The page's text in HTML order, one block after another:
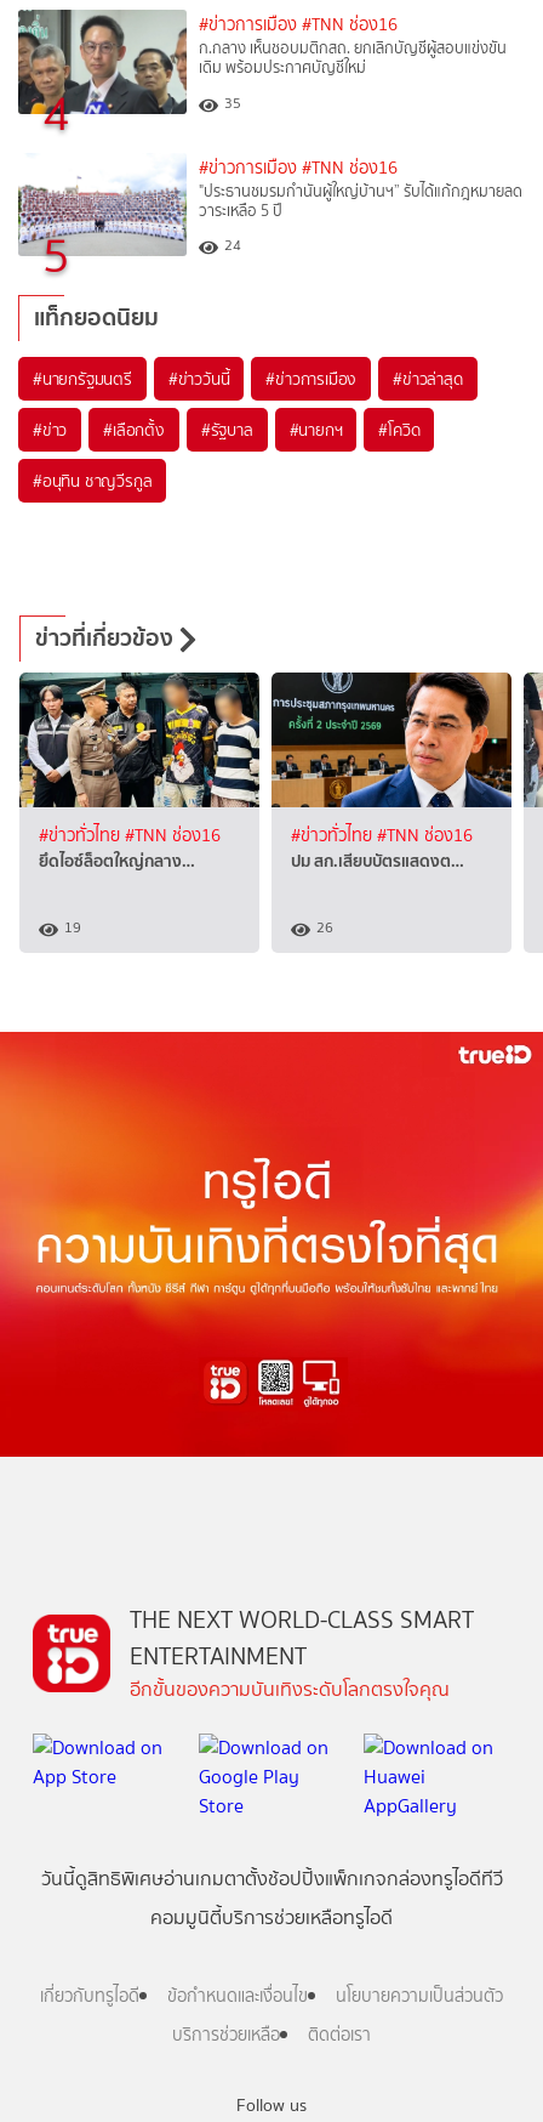
4
#ข่าวการเมือง #TNN ช่อง16
ก.กลาง เห็นชอบมติกสถ. ยกเลิกบัญชีผู้สอบแข่งขัน
เดิม พร้อมประกาศบัญชีใหม่
35
5
#ข่าวการเมือง #TNN ช่อง16
"ประธานชมรมกำนันผู้ใหญ่บ้านฯ” รับได้แก้กฎหมายลด
วาระเหลือ 5 ปี
24
แท็กยอดนิยม
#นายกรัฐมนตรี #ข่าววันนี้ #ข่าวการเมือง #ข่าวล่าสุด
#ข่าว #เลือกตั้ง #รัฐบาล #นายกฯ #โควิด
#อนุทิน ชาญวีรกูล
ข่าวที่เกี่ยวข้อง
#ข่าวทั่วไทย#TNN ช่อง16
ยึดไอซ์ล็อตใหญ่กลาง…
19
#ข่าวทั่วไทย#TNN ช่อง16
ปม สก.เสียบบัตรแสดงต…
26
Follow us
THE NEXT WORLD-CLASS SMART
ENTERTAINMENT
อีกขั้นของความบันเทิงระดับโลกตรงใจคุณ
วันนี้ดูสิทธิพิเศษอ่านเกมตาตั้งช้อปปิ้งแพ็กเกจกล่องทรูไอดีทีวี
คอมมูนิตี้บริการช่วยเหลือทรูไอดี
เกี่ยวกับทรูไอดี ข้อกำหนดและเงื่อนไข
นโยบายความเป็นส่วนตัว
บริการช่วยเหลือ
ติดต่อเรา